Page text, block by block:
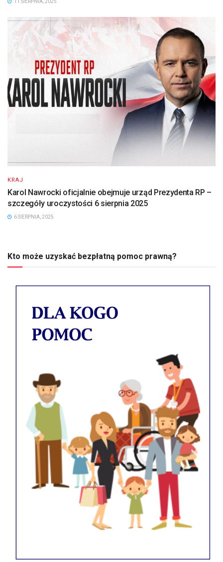
11 SIERPNIA, 2025
KRAJ
Karol Nawrocki oficjalnie obejmuje urząd Prezydenta RP –
szczegóły uroczystości 6 sierpnia 2025
6 SIERPNIA, 2025
Kto może uzyskać bezpłatną pomoc prawną?